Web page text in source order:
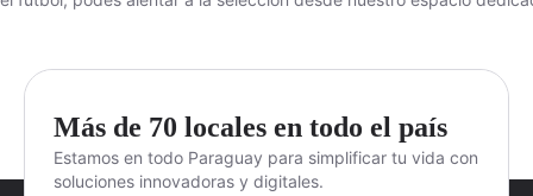
Más de 70 locales en todo el país
Estamos en todo Paraguay para simplificar tu vida con
soluciones innovadoras y digitales.